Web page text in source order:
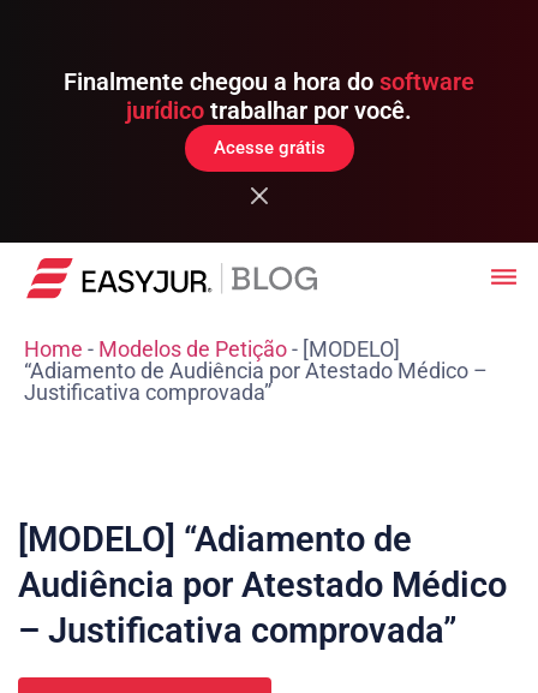
Finalmente chegou a hora do software
jurídico trabalhar por você.
Acesse grátis
Home - Modelos de Petição- [MODELO]
“Adiamento de Audiência por Atestado Médico –
Justificativa comprovada”
[MODELO] “Adiamento de
Audiência por Atestado Médico
– Justificativa comprovada”